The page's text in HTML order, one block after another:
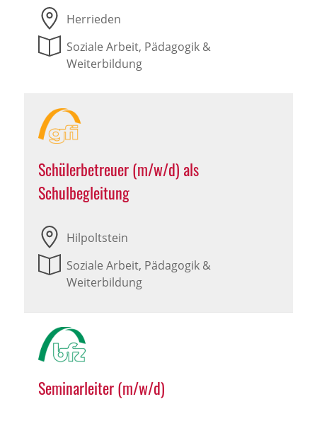
Herrieden
Soziale Arbeit, Pädagogik &
Weiterbildung
Schülerbetreuer (m/w/d) als
Schulbegleitung
Hilpoltstein
Soziale Arbeit, Pädagogik &
Weiterbildung
Seminarleiter (m/w/d)